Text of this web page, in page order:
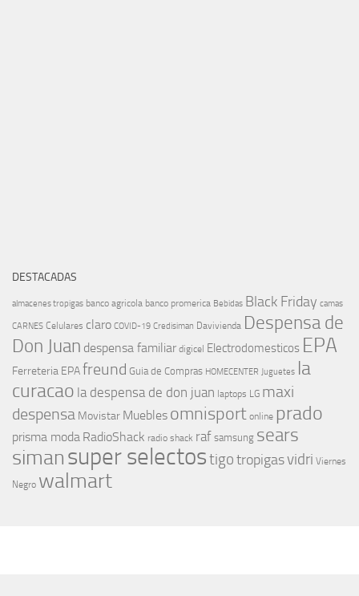
DESTACADAS
almacenes tropigas banco agricola banco promerica Bebidas Black Friday camas
CARNES Celulares claro COVID-19 Credisiman Davivienda Despensa de
Don Juan despensa familiar digicel Electrodomesticos EPA
Ferreteria EPAfreund Guia de Compras HOMECENTER Juguetes la
curacao la despensa de don juan laptops LG maxi
despensa Movistar Muebles omnisport online prado
prisma moda RadioShack radio shack raf samsung sears
simansuper selectostigotropigasvidri Viernes
Negro walmart